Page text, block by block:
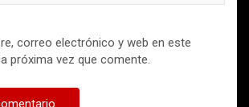
correo electrónico y web en este
próxima vez que comente.